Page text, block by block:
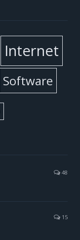
Internet
Software
48
15